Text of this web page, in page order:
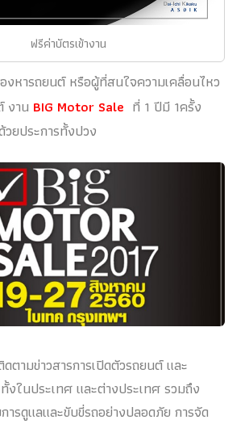
ฟรีค่าบัตรเข้างาน
งหารถยนต์ หรือผู้ที่สนใจความเคลื่อนไหว
งาน BIG Motor Sale ที่ 1 ปีมี 1ครั้ง
ยประการทั้งปวง
ตามข่าวสารการเปิดตัวรถยนต์ และ
ในประเทศ และต่างประเทศ รวมถึง
ารดูแลและขับขี่รถอย่างปลอดภัย การจัด